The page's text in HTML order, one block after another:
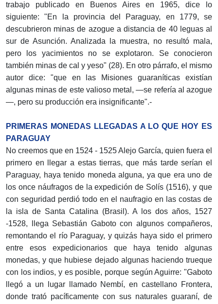
trabajo publicado en Buenos Aires en 1965, dice lo
siguiente: "En la provincia del Paraguay, en 1779, se
descubrieron minas de azogue a distancia de 40 leguas al
sur de Asunción. Analizada la muestra, no resultó mala,
pero los yacimientos no se explotaron. Se conocieron
también minas de cal y yeso" (28). En otro párrafo, el mismo
autor dice: "que en las Misiones guaraníticas existían
algunas minas de este valioso metal, —se refería al azogue
—, pero su producción era insignificante".-
PRIMERAS MONEDAS LLEGADAS A LO QUE HOY ES
PARAGUAY
No creemos que en 1524 - 1525 Alejo García, quien fuera el
primero en llegar a estas tierras, que más tarde serían el
Paraguay, haya tenido moneda alguna, ya que era uno de
los once náufragos de la expedición de Solís (1516), y que
con seguridad perdió todo en el naufragio en las costas de
la isla de Santa Catalina (Brasil). A los dos años, 1527
-1528, llega Sebastián Gaboto con algunos compañeros,
remontando el río Paraguay, y quizás haya sido el primero
entre esos expedicionarios que haya tenido algunas
monedas, y que hubiese dejado algunas haciendo trueque
con los indios, y es posible, porque según Aguirre: "Gaboto
llegó a un lugar llamado Nembí, en castellano Frontera,
donde trató pacíficamente con sus naturales guaraní, de